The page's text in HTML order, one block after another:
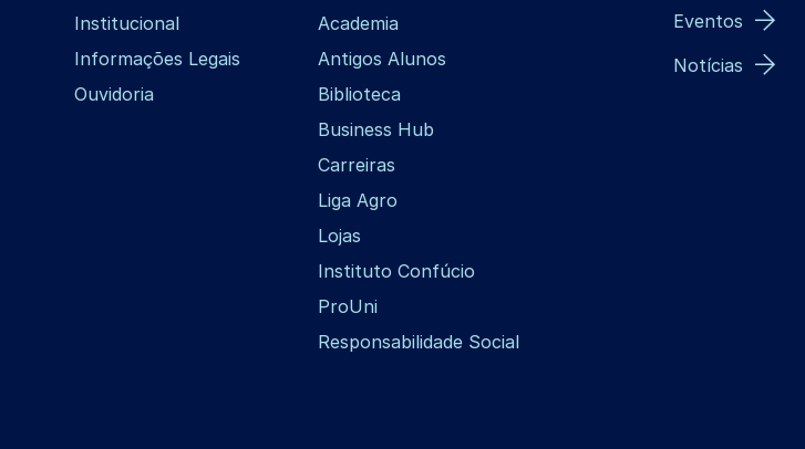
Institucional
Informações Legais
Ouvidoria
Academia
Antigos Alunos
Biblioteca
Business Hub
Carreiras
Liga Agro
Lojas
Instituto Confúcio
ProUni
Responsabilidade Social
Eventos
Notícias